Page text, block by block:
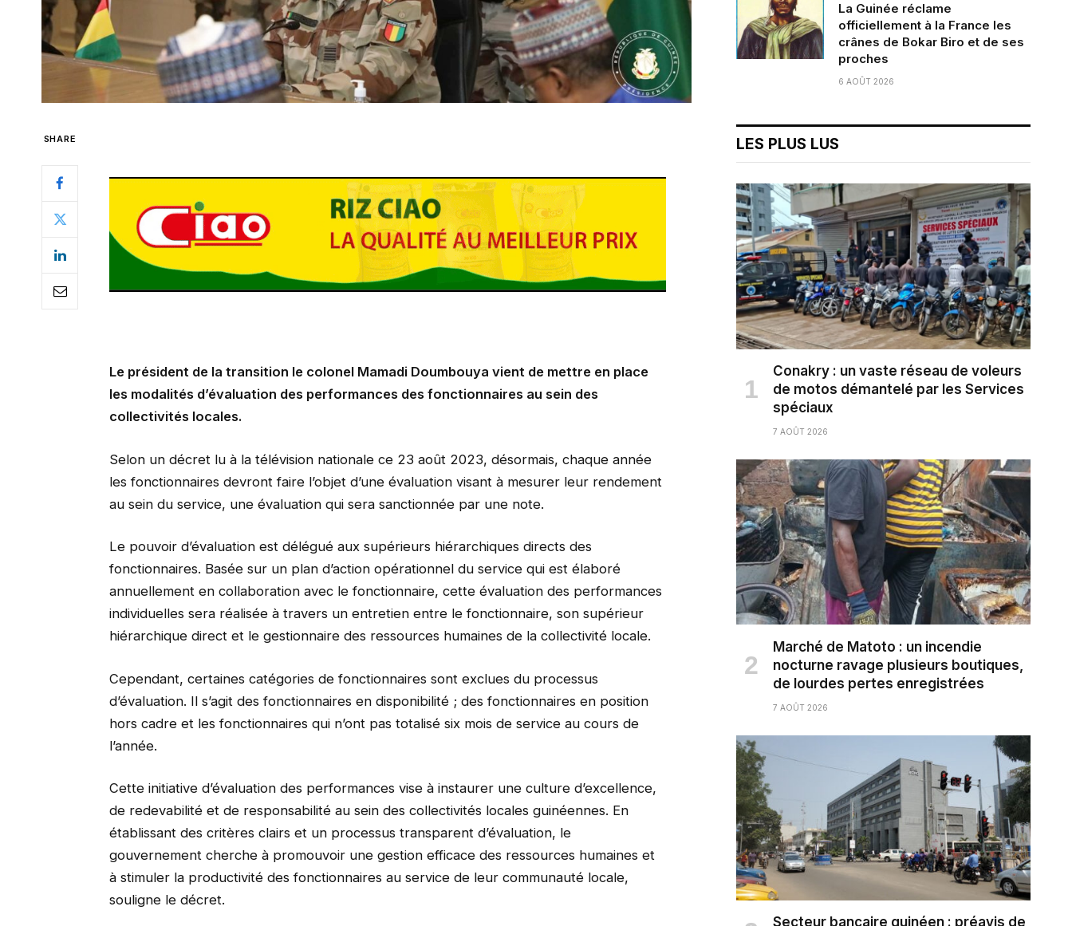
SHARE
Le président de la transition le colonel Mamadi Doumbouya vient de mettre en place
les modalités d’évaluation des performances des fonctionnaires au sein des
collectivités locales.
Selon un décret lu à la télévision nationale ce 23 août 2023, désormais, chaque année
les fonctionnaires devront faire l’objet d’une évaluation visant à mesurer leur rendement
au sein du service, une évaluation qui sera sanctionnée par une note.
Le pouvoir d’évaluation est délégué aux supérieurs hiérarchiques directs des
fonctionnaires. Basée sur un plan d’action opérationnel du service qui est élaboré
annuellement en collaboration avec le fonctionnaire, cette évaluation des performances
individuelles sera réalisée à travers un entretien entre le fonctionnaire, son supérieur
hiérarchique direct et le gestionnaire des ressources humaines de la collectivité locale.
Cependant, certaines catégories de fonctionnaires sont exclues du processus
d’évaluation. Il s’agit des fonctionnaires en disponibilité ; des fonctionnaires en position
hors cadre et les fonctionnaires qui n’ont pas totalisé six mois de service au cours de
l’année.
Cette initiative d’évaluation des performances vise à instaurer une culture d’excellence,
de redevabilité et de responsabilité au sein des collectivités locales guinéennes. En
établissant des critères clairs et un processus transparent d’évaluation, le
gouvernement cherche à promouvoir une gestion efficace des ressources humaines et
à stimuler la productivité des fonctionnaires au service de leur communauté locale,
souligne le décret.
La Guinée réclame
officiellement à la France les
crânes de Bokar Biro et de ses
proches
6 AOÛT 2026
LES PLUS LUS
Conakry : un vaste réseau de voleurs
de motos démantelé par les Services
spéciaux
7 AOÛT 2026
Marché de Matoto : un incendie
nocturne ravage plusieurs boutiques,
de lourdes pertes enregistrées
7 AOÛT 2026
Secteur bancaire guinéen : préavis de